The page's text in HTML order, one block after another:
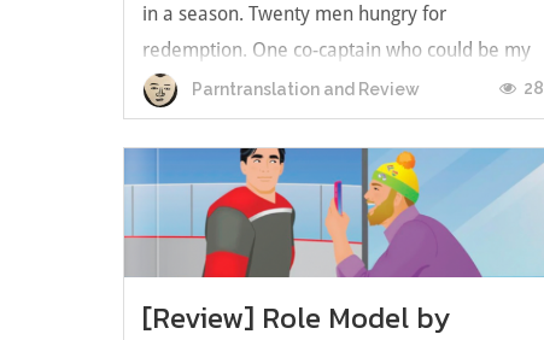
in a season. Twenty men hungry for
redemption. One co-captain who could be my
forever. This is the rest of the story. หลังอ่าน
แบบฟีลกู้ดติดๆ กันแล้ว เลยอยากได้ความแสบ
ทรวงในชีวิตบ้าง (หาเรื่อง!) เล่มนี้คู่หูเอ...
Parntranslation and Review 28
[Review] Role Model by